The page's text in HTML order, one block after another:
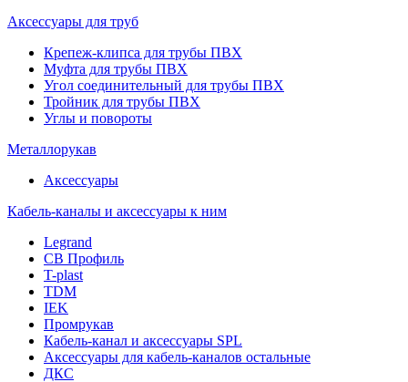
Аксессуары для труб
Крепеж-клипса для трубы ПВХ
Муфта для трубы ПВХ
Угол соединительный для трубы ПВХ
Тройник для трубы ПВХ
Углы и повороты
Металлорукав
Аксессуары
Кабель-каналы и аксессуары к ним
Legrand
СВ Профиль
T-plast
TDM
IEK
Промрукав
Кабель-канал и аксессуары SPL
Аксессуары для кабель-каналов остальные
ДКС